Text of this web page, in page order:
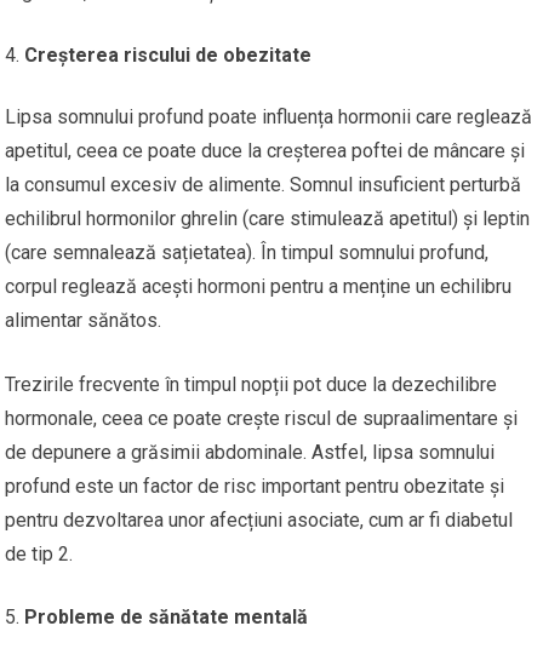
Creșterea riscului de obezitate
Lipsa somnului profund poate influența hormonii care reglează
apetitul, ceea ce poate duce la creșterea poftei de mâncare și
la consumul excesiv de alimente. Somnul insuficient perturbă
echilibrul hormonilor ghrelin (care stimulează apetitul) și leptin
(care semnalează sațietatea). În timpul somnului profund,
corpul reglează acești hormoni pentru a menține un echilibru
alimentar sănătos.
Trezirile frecvente în timpul nopții pot duce la dezechilibre
hormonale, ceea ce poate crește riscul de supraalimentare și
de depunere a grăsimii abdominale. Astfel, lipsa somnului
profund este un factor de risc important pentru obezitate și
pentru dezvoltarea unor afecțiuni asociate, cum ar fi diabetul
de tip 2.
Probleme de sănătate mentală